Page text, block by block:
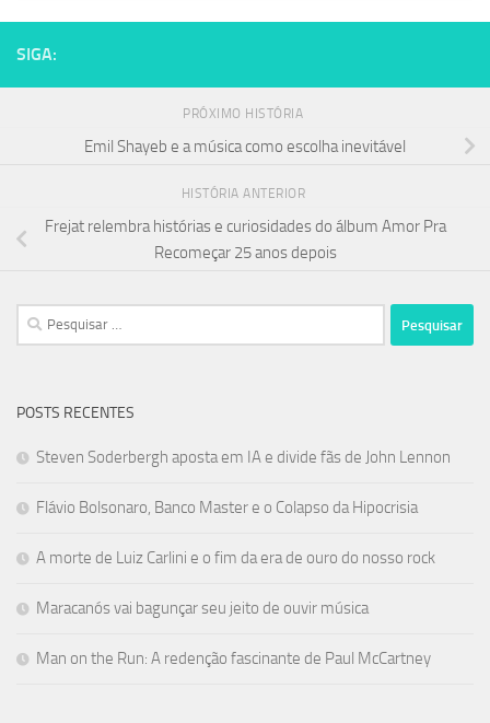
SIGA:
PRÓXIMO HISTÓRIA
Emil Shayeb e a música como escolha inevitável
HISTÓRIA ANTERIOR
Frejat relembra histórias e curiosidades do álbum Amor Pra
Recomeçar 25 anos depois
Pesquisar
por:
POSTS RECENTES
Steven Soderbergh aposta em IA e divide fãs de John Lennon
Flávio Bolsonaro, Banco Master e o Colapso da Hipocrisia
A morte de Luiz Carlini e o fim da era de ouro do nosso rock
Maracanós vai bagunçar seu jeito de ouvir música
Man on the Run: A redenção fascinante de Paul McCartney